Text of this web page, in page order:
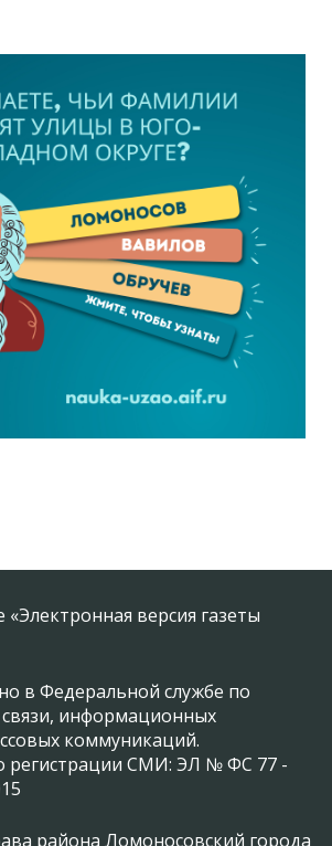
версия газеты
в Федеральной службе по
связи, информационных
коммуникаций.
регистрации СМИ: ЭЛ № ФС 77 -
района Ломоносовский города